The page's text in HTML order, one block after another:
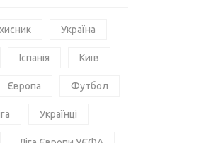
Україна
Іспанія Київ
Європа Футбол
Українці